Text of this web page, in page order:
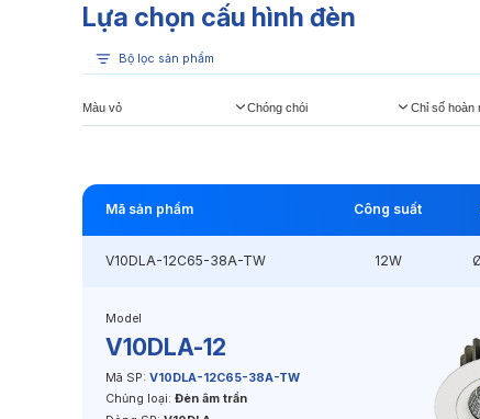
Lựa chọn cấu hình đèn
Bộ lọc sản phẩm
Màu vỏ Chóng chói Chỉ số hoàn
Mã sản phẩm Công suất
V10DLA-12C65-38A-TW 12W
Model
V10DLA-12
Mã SP: V10DLA-12C65-38A-TW
Chủng loại: Đèn âm trần